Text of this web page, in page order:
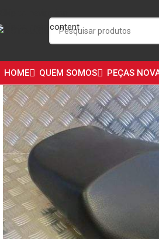
Skip to main content
HOME QUEM SOMOS PEÇAS